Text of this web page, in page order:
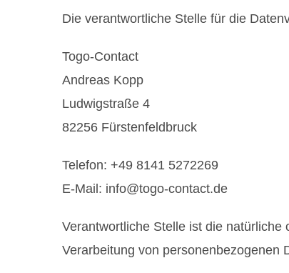
Die verantwortliche Stelle für die
Togo-Contact
Andreas Kopp
Ludwigstraße 4
82256 Fürstenfeldbruck
Telefon: +49 8141 5272269
E-Mail: info@togo-contact.de
Verantwortliche Stelle ist die
Verarbeitung von personenbezogenen